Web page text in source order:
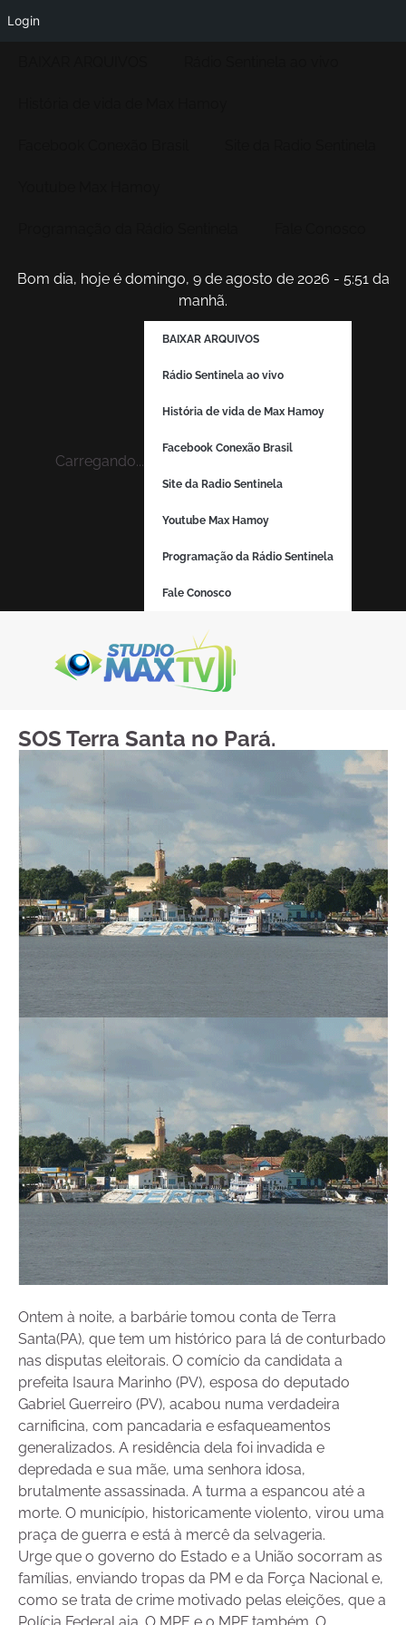
Bom dia, hoje é domingo, 9 de agosto de 2026 - 5:51 da
manhã.
Carregando...
BAIXAR ARQUIVOS
Rádio Sentinela ao vivo
História de vida de Max Hamoy
Facebook Conexão Brasil
Site da Radio Sentinela
Youtube Max Hamoy
Programação da Rádio Sentinela
Fale Conosco
SOS Terra Santa no Pará.
Ontem à noite, a barbárie tomou conta de Terra
Santa(PA), que tem um histórico para lá de conturbado
nas disputas eleitorais. O comício da candidata a
prefeita Isaura Marinho (PV), esposa do deputado
Gabriel Guerreiro (PV), acabou numa verdadeira
carnificina, com pancadaria e esfaqueamentos
generalizados. A residência dela foi invadida e
depredada e sua mãe, uma senhora idosa,
brutalmente assassinada. A turma a espancou até a
morte. O município, historicamente violento, virou uma
praça de guerra e está à mercê da selvageria.
Urge que o governo do Estado e a União socorram as
famílias, enviando tropas da PM e da Força Nacional e,
como se trata de crime motivado pelas eleições, que a
Login